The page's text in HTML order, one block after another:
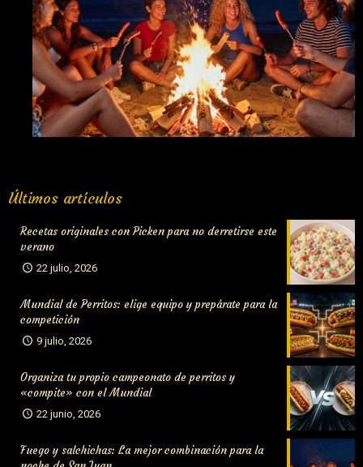
Últimos artículos
Recetas originales con Picken para no derretirse este
verano
22 julio, 2026
Mundial de Perritos: elige equipo y prepárate para la
competición
9 julio, 2026
Organiza tu propio campeonato de perritos y
«compite» con el Mundial
22 junio, 2026
Fuego y salchichas: La mejor combinación para la